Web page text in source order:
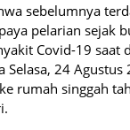
sebelumnya
pelarian sejak
Covid-19 saat
Selasa, 24
rumah singgah